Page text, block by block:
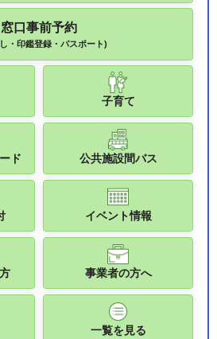
窓口事前予約
・印鑑登録・パスポート)
子育て
ド 公共施設間バス
イベント情報
事業者の方へ
一覧を見る